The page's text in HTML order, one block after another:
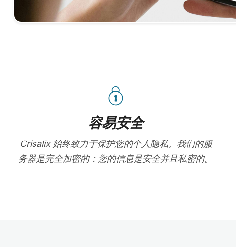
容易安全
Crisalix 始终致力于保护您的个人隐私。我们的服
务器是完全加密的：您的信息是安全并且私密的。